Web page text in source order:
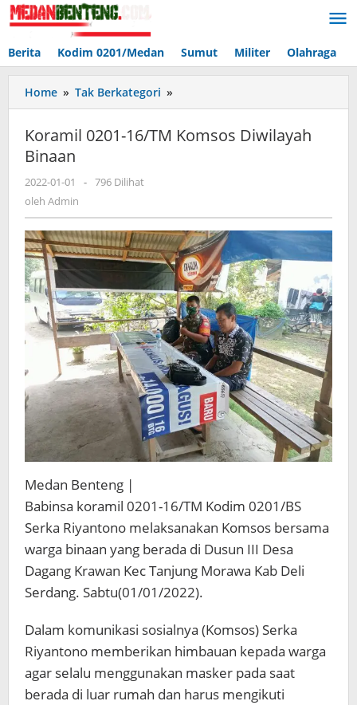
Lewati
ke
Berita Kodim 0201/Medan Sumut Militer Olahraga
Home » Tak Berkategori »
0201-
Komsos
Koramil 0201-16/TM Komsos Diwilayah
Binaan
2022-01-01
oleh
- 796 Dilihat
oleh Admin
Medan Benteng |
Babinsa koramil 0201-16/TM Kodim 0201/BS
Serka Riyantono melaksanakan Komsos bersama
warga binaan yang berada di Dusun III Desa
Dagang Krawan Kec Tanjung Morawa Kab Deli
Serdang. Sabtu(01/01/2022).
Dalam komunikasi sosialnya (Komsos) Serka
Riyantono memberikan himbauan kepada warga
agar selalu menggunakan masker pada saat
berada di luar rumah dan harus mengikuti